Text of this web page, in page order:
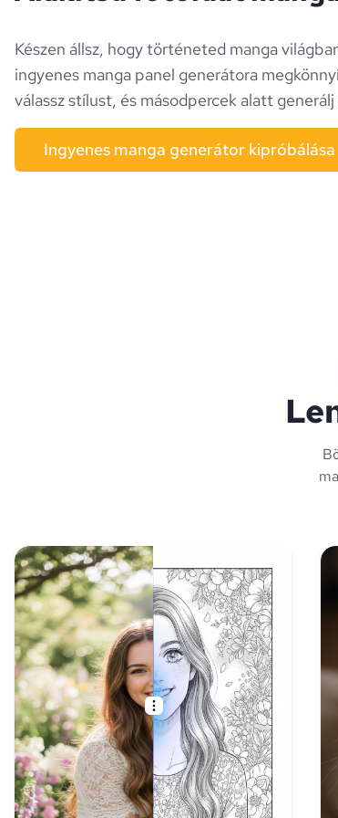
Készen állsz, hogy történeted manga
ingyenes manga panel generátora
válassz stílust, és másodpercek alatt
Ingyenes manga generátor kipróbálása